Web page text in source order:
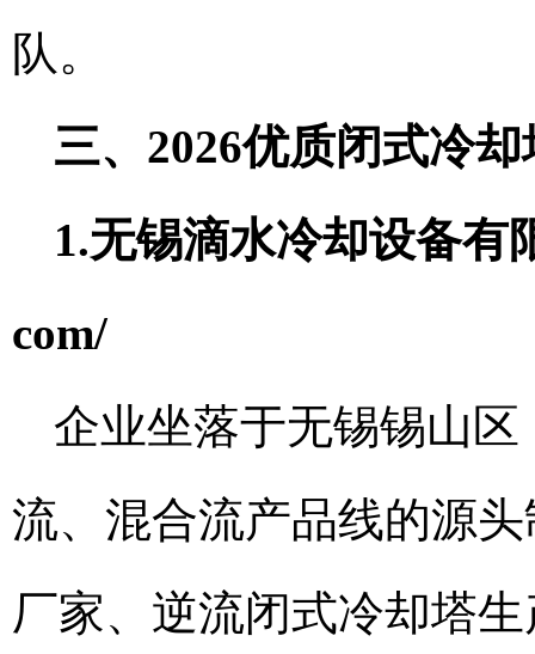
队。
三、2026优质闭式冷
1.无锡滴水冷却设备有
com/
企业坐落于无锡锡山
流、混合流产品线的源
厂家、逆流闭式冷却塔